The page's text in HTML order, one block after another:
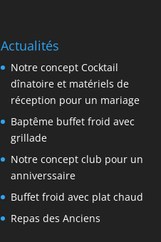
Actualités
Notre concept Cocktail
dînatoire et matériels de
réception pour un mariage
Baptême buffet froid avec
grillade
Notre concept club pour un
anniverssaire
Buffet froid avec plat chaud
Repas des Anciens